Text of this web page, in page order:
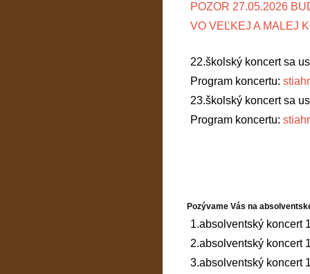
POZOR 27.05.2026
VO VEĽKEJ A MALEJ
22.školský koncert sa
Program koncertu:
23.školský koncert sa
Program koncertu:
Pozývame Vás na
1.absolventský koncert
2.absolventský koncert
3.absolventský koncert